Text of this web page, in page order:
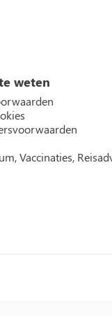
weten
Vaccinaties,